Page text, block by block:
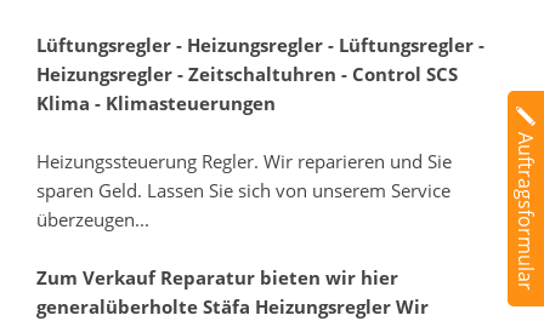
Lüftungsregler - Heizungsregler - Lüftungsregler -
Heizungsregler - Zeitschaltuhren - Control SCS
Klima - Klimasteuerungen
Heizungssteuerung Regler. Wir reparieren und Sie
sparen Geld. Lassen Sie sich von unserem Service
überzeugen...
Zum Verkauf Reparatur bieten wir hier
generalüberholte Stäfa Heizungsregler Wir
Auftragsformular